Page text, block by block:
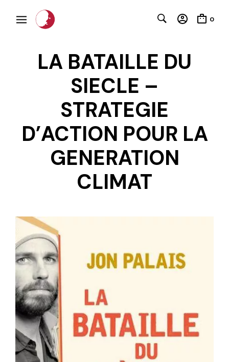
0
LA BATAILLE DU
SIECLE –
STRATEGIE
D’ACTION POUR LA
GENERATION
CLIMAT